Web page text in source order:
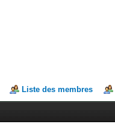
Liste des membres